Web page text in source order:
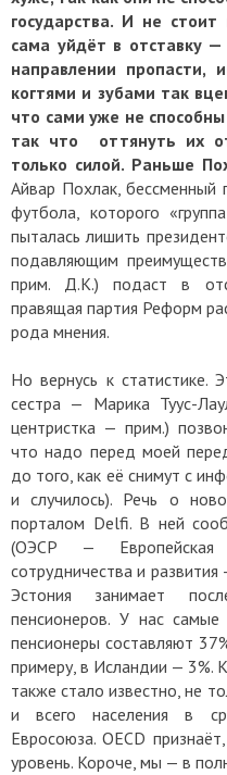
государства. И не
сама уйдёт в отставку
направлении пропасти,
когтями и зубами так
что сами уже не
так что оттянуть их
только силой. Раньше
Айвар Похлак, бессменный
футбола, которого
пыталась лишить
подавляющим
прим. Д.К.) подаст в
правящая партия Реформ
рода мнения.
Но вернусь к
сестра — Марика Туус-
центристка — прим.)
что надо перед моей
до того, как её снимут с
и случилось). Речь о
порталом Delfi. В ней
(ОЭСР — Европейская
сотрудничества и
Эстония занимает
пенсионеров. У нас
пенсионеры составляют
примеру, в Исландии — 3%.
также стало известно, не
и всего населения в
Евросоюза. OECD
уровень. Короче, мы — в